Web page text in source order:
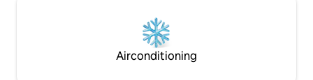
Airconditioning